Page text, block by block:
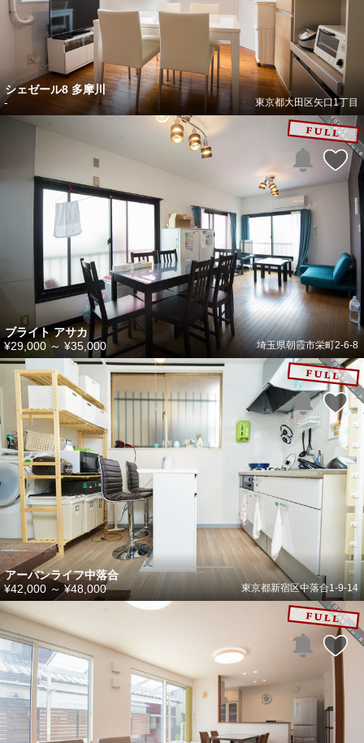
シェゼール8 多摩川
東京都大田区矢口1丁目
-
ブライト アサカ
埼玉県朝霞市栄町2-6-8
¥29,000 ～ ¥35,000
アーバンライフ中落合
東京都新宿区中落合1-9-14
¥42,000 ～ ¥48,000